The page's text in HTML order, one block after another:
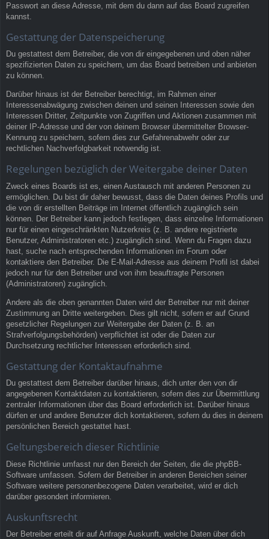
Passwort an diese Adresse, mit dem du dann auf das Board zugreifen
kannst.
Gestattung der Datenspeicherung
Du gestattest dem Betreiber, die von dir eingegebenen und oben näher
spezifizierten Daten zu speichern, um das Board betreiben und anbieten
zu können.
Darüber hinaus ist der Betreiber berechtigt, im Rahmen einer
Interessenabwägung zwischen deinen und seinen Interessen sowie den
Interessen Dritter, Zeitpunkte von Zugriffen und Aktionen zusammen mit
deiner IP-Adresse und der von deinem Browser übermittelter Browser-
Kennung zu speichern, sofern dies zur Gefahrenabwehr oder zur
rechtlichen Nachverfolgbarkeit notwendig ist.
Regelungen bezüglich der Weitergabe deiner Daten
Zweck eines Boards ist es, einen Austausch mit anderen Personen zu
ermöglichen. Du bist dir daher bewusst, dass die Daten deines Profils und
die von dir erstellten Beiträge im Internet öffentlich zugänglich sein
können. Der Betreiber kann jedoch festlegen, dass einzelne Informationen
nur für einen eingeschränkten Nutzerkreis (z. B. andere registrierte
Benutzer, Administratoren etc.) zugänglich sind. Wenn du Fragen dazu
hast, suche nach entsprechenden Informationen im Forum oder
kontaktiere den Betreiber. Die E-Mail-Adresse aus deinem Profil ist dabei
jedoch nur für den Betreiber und von ihm beauftragte Personen
(Administratoren) zugänglich.
Andere als die oben genannten Daten wird der Betreiber nur mit deiner
Zustimmung an Dritte weitergeben. Dies gilt nicht, sofern er auf Grund
gesetzlicher Regelungen zur Weitergabe der Daten (z. B. an
Strafverfolgungsbehörden) verpflichtet ist oder die Daten zur
Durchsetzung rechtlicher Interessen erforderlich sind.
Gestattung der Kontaktaufnahme
Du gestattest dem Betreiber darüber hinaus, dich unter den von dir
angegebenen Kontaktdaten zu kontaktieren, sofern dies zur Übermittlung
zentraler Informationen über das Board erforderlich ist. Darüber hinaus
dürfen er und andere Benutzer dich kontaktieren, sofern du dies in deinem
persönlichen Bereich gestattet hast.
Geltungsbereich dieser Richtlinie
Diese Richtlinie umfasst nur den Bereich der Seiten, die die phpBB-
Software umfassen. Sofern der Betreiber in anderen Bereichen seiner
Software weitere personenbezogene Daten verarbeitet, wird er dich
darüber gesondert informieren.
Auskunftsrecht
Der Betreiber erteilt dir auf Anfrage Auskunft, welche Daten über dich